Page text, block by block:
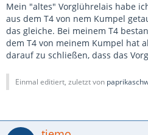
Mein "altes" Vorglührelais habe
aus dem T4 von nem Kumpel
das gleiche. Bei meinem T4
dem T4 von meinem Kumpel hat
darauf zu schließen, dass das
Einmal editiert, zuletzt von